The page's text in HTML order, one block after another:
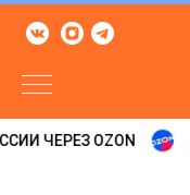
ЧЕРЕЗ OZON